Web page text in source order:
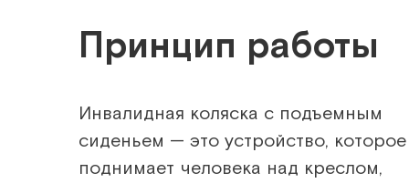
Принцип работы
Инвалидная коляска с подъемным
сиденьем — это устройство, которое
поднимает человека над креслом,